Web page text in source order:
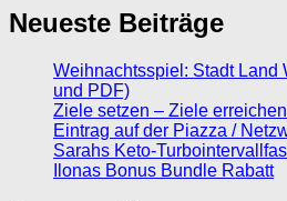
Neueste Beiträge
Weihnachtsspiel: Stadt Land
und PDF)
Ziele setzen – Ziele erreichen
Eintrag auf der Piazza /
Sarahs Keto-
Ilonas Bonus Bundle Rabatt